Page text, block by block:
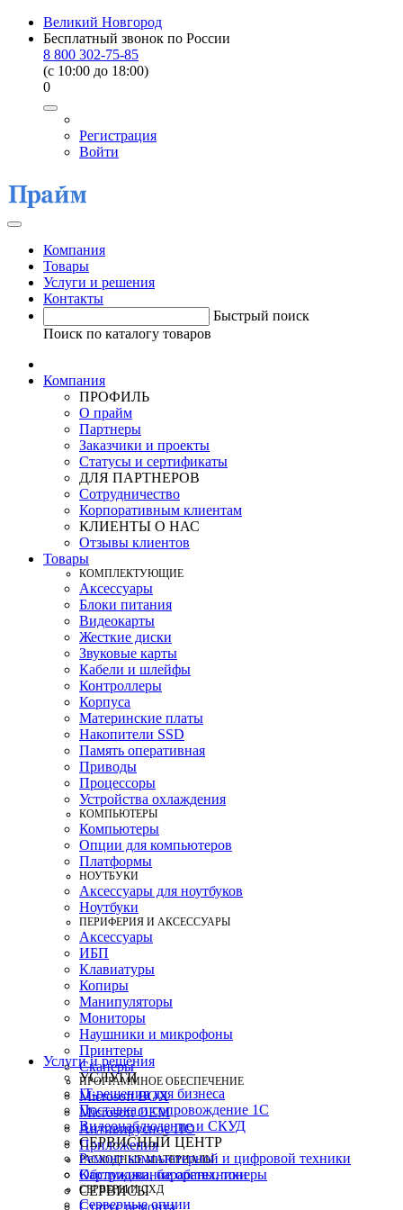
Великий Новгород
Бесплатный звонок по России
8 800 302-75-85
(c 10:00 до 18:00)
0
Регистрация
Войти
Компания
Товары
Услуги и решения
Контакты
Быстрый поиск
Поиск по каталогу товаров
Компания
ПРОФИЛЬ
О прайм
Партнеры
Заказчики и проекты
Статусы и сертификаты
ДЛЯ ПАРТНЕРОВ
Сотрудничество
Корпоративным клиентам
КЛИЕНТЫ О НАС
Отзывы клиентов
Товары
КOМПЛЕКТУЮЩИЕ
Аксессуары
Блоки питания
Видеокарты
Жесткие диски
Звуковые карты
Кабели и шлейфы
Контроллеры
Корпуса
Материнские платы
Накопители SSD
Память оперативная
Приводы
Процессоры
Устройства охлаждения
КОМПЬЮТЕРЫ
Компьютеры
Опции для компьютеров
Платформы
НОУТБУКИ
Аксессуары для ноутбуков
Ноутбуки
ПЕРИФЕРИЯ И АКСЕССУАРЫ
Аксессуары
ИБП
Клавиатуры
Копиры
Манипуляторы
Мониторы
Наушники и микрофоны
Принтеры
Сканеры
ПРОГРАММНОЕ ОБЕСПЕЧЕНИЕ
Microsoft BOX
Microsoft OEM
Антивирусное ПО
Приложения
РАСХОДНЫЕ МАТЕРИАЛЫ
Картриджи, барабаны, тонеры
СЕРВЕРЫ И СХД
Серверные опции
Услуги и решения
УСЛУГИ
IT-решения для бизнеса
Поставка и сопровождение 1C
Видеонаблюдение и СКУД
СЕРВИСНЫЙ ЦЕНТР
Ремонт компьютерной и цифровой техники
Обслуживание оргтехники
СЕРВИСЫ
Статус ремонта